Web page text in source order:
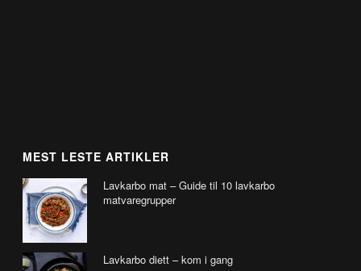
MEST LESTE ARTIKLER
Lavkarbo mat – Guide til 10 lavkarbo
matvaregrupper
Lavkarbo diett – kom i gang